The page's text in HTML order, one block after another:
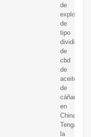
de
de
tipo
dividido
de
cbd
de
aceite
de
cáñamo
en
China.
Tenga
la